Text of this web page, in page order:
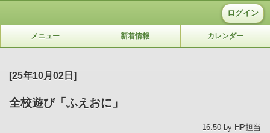
ログイン
メニュー 新着情報 カレンダー
[25年10月02日]
全校遊び「ふえおに」
16:50 by HP担当